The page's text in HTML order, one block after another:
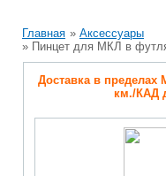
Главная » Аксессуары
» Пинцет для МКЛ в
Доставка в
км./КАД